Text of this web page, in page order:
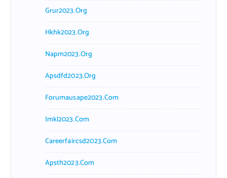
Grur2023.org
Hkhk2023.org
Napm2023.org
Apsdfd2023.org
Forumausape2023.com
Imkl2023.com
Careerfaircsd2023.com
Apsth2023.com